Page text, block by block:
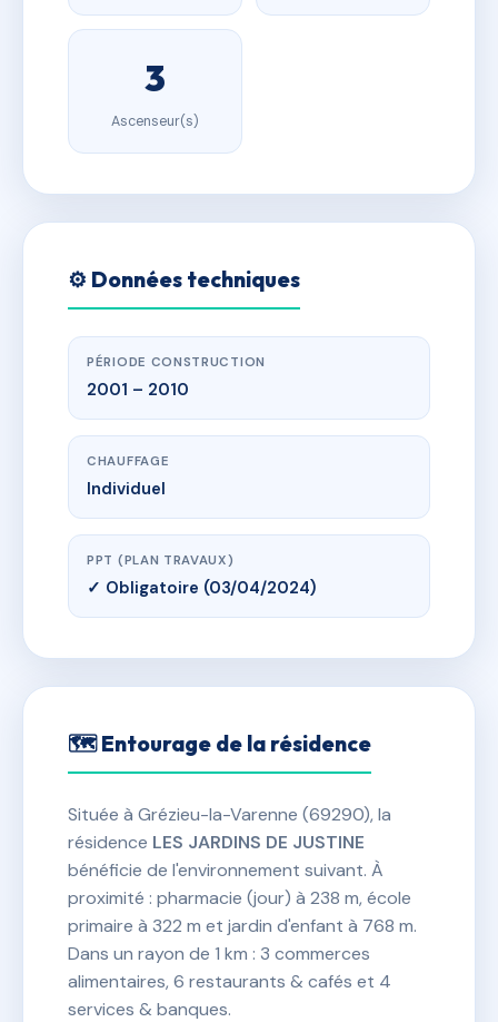
3
Ascenseur(s)
⚙️ Données techniques
PÉRIODE CONSTRUCTION
2001 – 2010
CHAUFFAGE
Individuel
PPT (PLAN TRAVAUX)
✓ Obligatoire (03/04/2024)
🗺 Entourage de la résidence
Située à Grézieu-la-Varenne (69290), la
résidence LES JARDINS DE JUSTINE
bénéficie de l'environnement suivant. À
proximité : pharmacie (jour) à 238 m, école
primaire à 322 m et jardin d'enfant à 768 m.
Dans un rayon de 1 km : 3 commerces
alimentaires, 6 restaurants & cafés et 4
services & banques.